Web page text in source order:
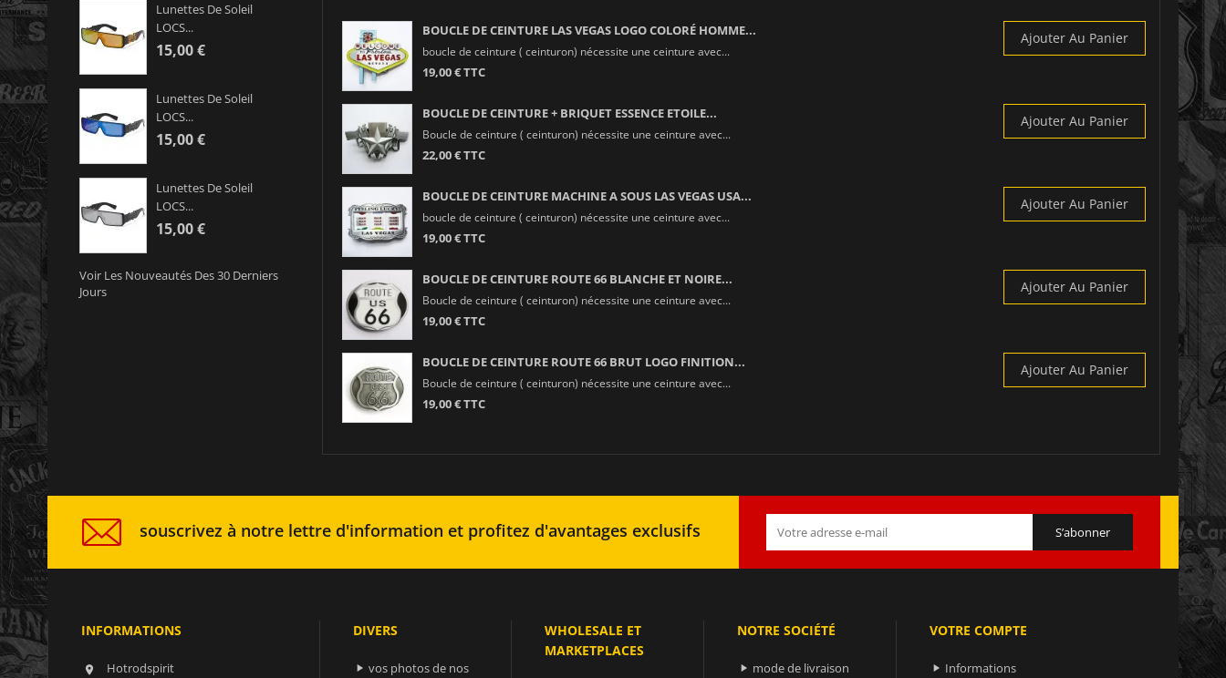
Lunettes De Soleil
LOCS...
15,00 €
Lunettes De Soleil
LOCS...
15,00 €
Lunettes De Soleil
LOCS...
15,00 €
Voir Les Nouveautés Des 30 Derniers
Jours
BOUCLE DE CEINTURE LAS VEGAS LOGO COLORÉ HOMME...
boucle de ceinture ( ceinturon) nécessite une ceinture avec...
19,00 € TTC
Ajouter Au Panier
BOUCLE DE CEINTURE + BRIQUET ESSENCE ETOILE...
Boucle de ceinture ( ceinturon) nécessite une ceinture avec...
22,00 € TTC
Ajouter Au Panier
BOUCLE DE CEINTURE MACHINE A SOUS LAS VEGAS USA...
boucle de ceinture ( ceinturon) nécessite une ceinture avec...
19,00 € TTC
Ajouter Au Panier
BOUCLE DE CEINTURE ROUTE 66 BLANCHE ET NOIRE...
Boucle de ceinture ( ceinturon) nécessite une ceinture avec...
19,00 € TTC
Ajouter Au Panier
BOUCLE DE CEINTURE ROUTE 66 BRUT LOGO FINITION...
Boucle de ceinture ( ceinturon) nécessite une ceinture avec...
19,00 € TTC
Ajouter Au Panier
souscrivez à notre lettre d'information et profitez d'avantages exclusifs
INFORMATIONS

Hotrodspirit
DIVERS
 vos photos de nos
WHOLESALE ET
MARKETPLACES
NOTRE SOCIÉTÉ
 mode de livraison
VOTRE COMPTE
 Informations